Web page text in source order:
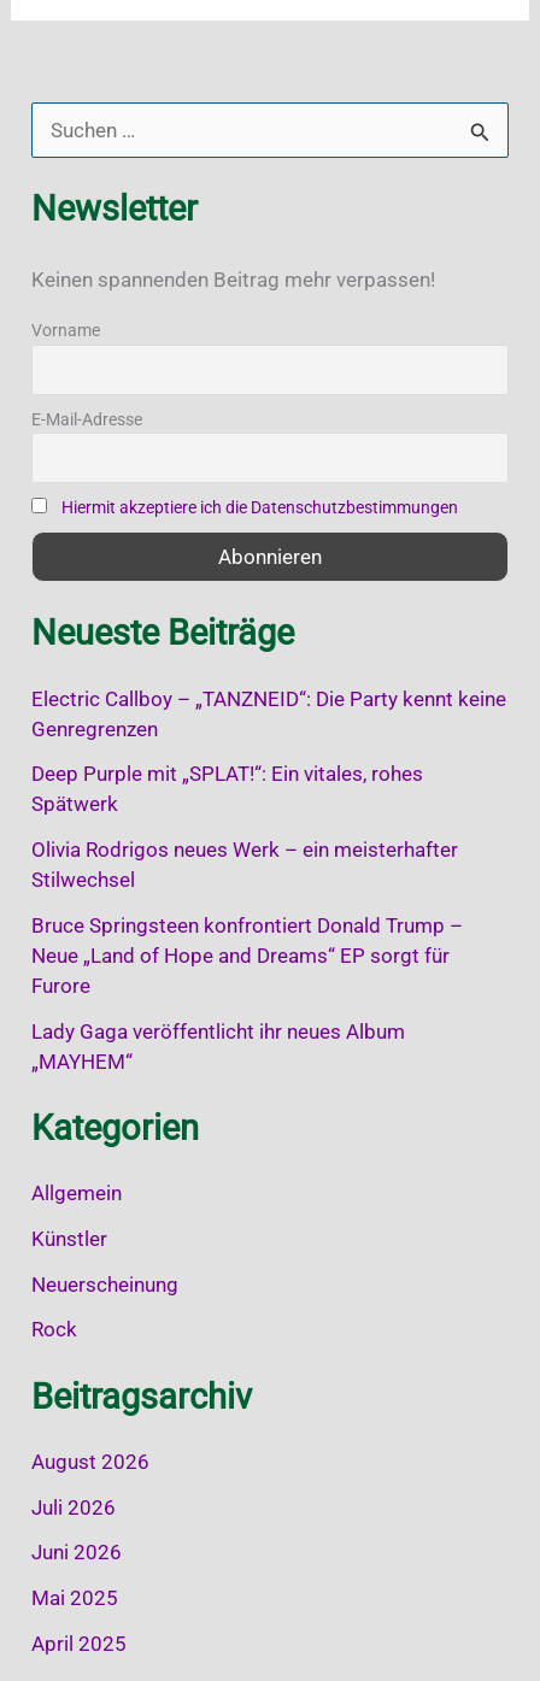
voraus:
Reise
durch
Yacht
der
70er
u
c
e
n
a
:
Newsletter
Keinen spannenden Beitrag mehr verpassen!
Vorname
E-Mail-Adresse
Hiermit akzeptiere ich die Datenschutzbestimmungen
Neueste Beiträge
Electric Callboy – „TANZNEID“: Die Party kennt keine
Genregrenzen
Deep Purple mit „SPLAT!“: Ein vitales, rohes
Spätwerk
Olivia Rodrigos neues Werk – ein meisterhafter
Stilwechsel
Bruce Springsteen konfrontiert Donald Trump –
Neue „Land of Hope and Dreams“ EP sorgt für
Furore
Lady Gaga veröffentlicht ihr neues Album
„MAYHEM“
Kategorien
Allgemein
Künstler
Neuerscheinung
Rock
Beitragsarchiv
August 2026
Juli 2026
Juni 2026
Mai 2025
April 2025